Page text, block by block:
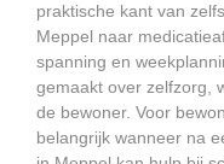
praktische kant van
Meppel naar
spanning en
gemaakt over zelfzorg,
de bewoner. Voor
belangrijk wanneer na